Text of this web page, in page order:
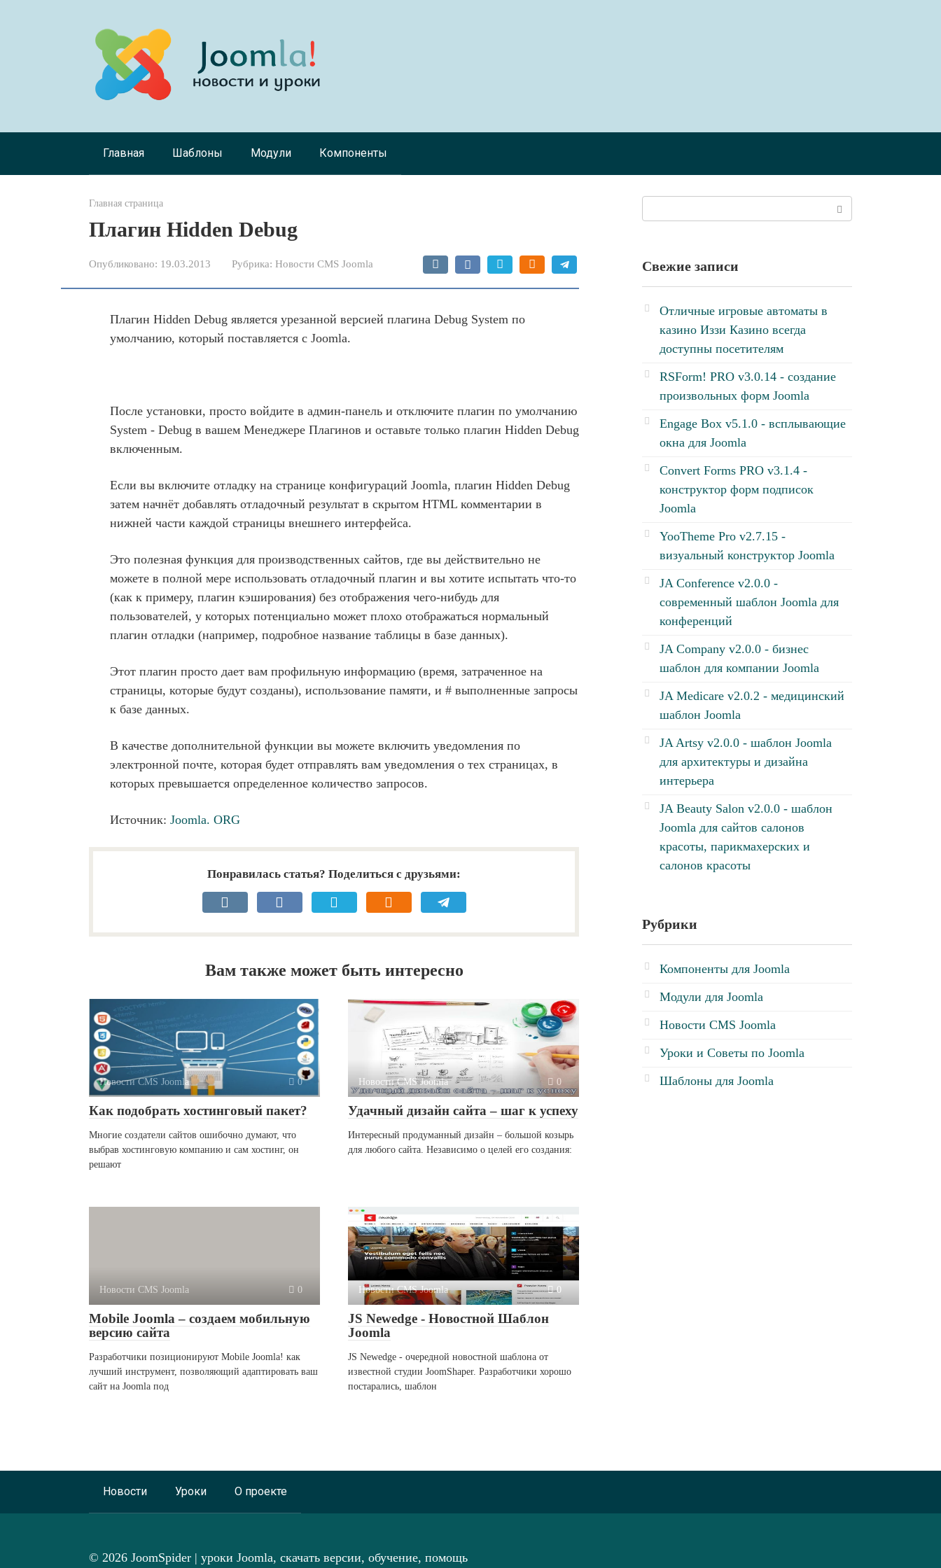
Главная Шаблоны Модули Компоненты
Главная страница
Плагин Hidden Debug
Опубликовано: 19.03.2013 Рубрика: Новости CMS Joomla
Плагин Hidden Debug является урезанной версией плагина Debug System по
умолчанию, который поставляется с Joomla.
После установки, просто войдите в админ-панель и отключите плагин по умолчанию
System - Debug в вашем Менеджере Плагинов и оставьте только плагин Hidden Debug
включенным.
Если вы включите отладку на странице конфигураций Joomla, плагин Hidden Debug
затем начнёт добавлять отладочный результат в скрытом HTML комментарии в
нижней части каждой страницы внешнего интерфейса.
Это полезная функция для производственных сайтов, где вы действительно не
можете в полной мере использовать отладочный плагин и вы хотите испытать что-то
(как к примеру, плагин кэширования) без отображения чего-нибудь для
пользователей, у которых потенциально может плохо отображаться нормальный
плагин отладки (например, подробное название таблицы в базе данных).
Этот плагин просто дает вам профильную информацию (время, затраченное на
страницы, которые будут созданы), использование памяти, и # выполненные запросы
к базе данных.
В качестве дополнительной функции вы можете включить уведомления по
электронной почте, которая будет отправлять вам уведомления о тех страницах, в
которых превышается определенное количество запросов.
Источник: Joomla. ORG
Понравилась статья? Поделиться с друзьями:
Вам также может быть интересно
Новости CMS Joomla 0
Как подобрать хостинговый пакет?
Многие создатели сайтов ошибочно думают, что
выбрав хостинговую компанию и сам хостинг, он
решают
Новости CMS Joomla 0
Удачный дизайн сайта – шаг к успеху
Интересный продуманный дизайн – большой козырь
для любого сайта. Независимо о целей его создания:
Новости CMS Joomla 0
Mobile Joomla – создаем мобильную
версию сайта
Разработчики позиционируют Mobile Joomla! как
лучший инструмент, позволяющий адаптировать ваш
сайт на Joomla под
Новости CMS Joomla 0
JS Newedge - Новостной Шаблон
Joomla
JS Newedge - очередной новостной шаблона от
известной студии JoomShaper. Разработчики хорошо
постарались, шаблон
Свежие записи
Отличные игровые автоматы в
казино Иззи Казино всегда
доступны посетителям
RSForm! PRO v3.0.14 - создание
произвольных форм Joomla
Engage Box v5.1.0 - всплывающие
окна для Joomla
Convert Forms PRO v3.1.4 -
конструктор форм подписок
Joomla
YooTheme Pro v2.7.15 -
визуальный конструктор Joomla
JA Conference v2.0.0 -
современный шаблон Joomla для
конференций
JA Company v2.0.0 - бизнес
шаблон для компании Joomla
JA Medicare v2.0.2 - медицинский
шаблон Joomla
JA Artsy v2.0.0 - шаблон Joomla
для архитектуры и дизайна
интерьера
JA Beauty Salon v2.0.0 - шаблон
Joomla для сайтов салонов
красоты, парикмахерских и
салонов красоты
Рубрики
Компоненты для Joomla
Модули для Joomla
Новости CMS Joomla
Уроки и Советы по Joomla
Шаблоны для Joomla
Новости Уроки О проекте
© 2026 JoomSpider | уроки Joomla, скачать версии, обучение, помощь